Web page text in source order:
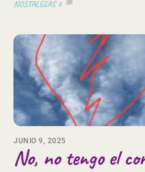
NOSTALGIAS 0
JUNIO 9, 2025
No, no tengo el